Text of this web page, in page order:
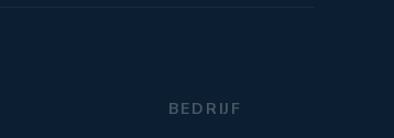
BEDRIJF